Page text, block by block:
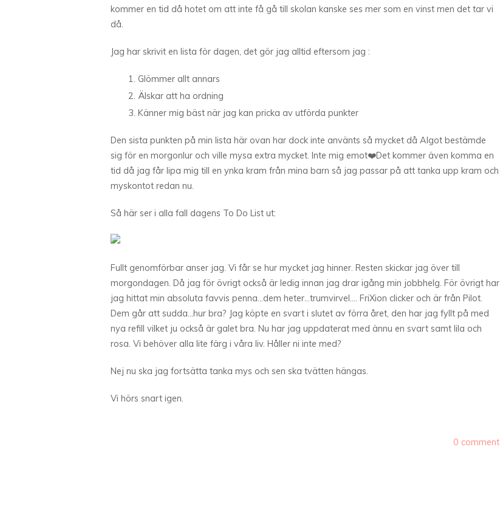
kommer en tid då hotet om att inte få gå till skolan kanske ses mer som en vinst men det tar vi
då.
Jag har skrivit en lista för dagen, det gör jag alltid eftersom jag :
Glömmer allt annars
Älskar att ha ordning
Känner mig bäst när jag kan pricka av utförda punkter
Den sista punkten på min lista här ovan har dock inte använts så mycket då Algot bestämde
sig för en morgonlur och ville mysa extra mycket. Inte mig emot❤️Det kommer även komma en
tid då jag får lipa mig till en ynka kram från mina barn så jag passar på att tanka upp kram och
myskontot redan nu.
Så här ser i alla fall dagens To Do List ut:
Fullt genomförbar anser jag. Vi får se hur mycket jag hinner. Resten skickar jag över till
morgondagen. Då jag för övrigt också är ledig innan jag drar igång min jobbhelg. För övrigt har
jag hittat min absoluta favvis penna…dem heter…trumvirvel…. FriXion clicker och är från Pilot.
Dem går att sudda…hur bra? Jag köpte en svart i slutet av förra året, den har jag fyllt på med
nya refill vilket ju också är galet bra. Nu har jag uppdaterat med ännu en svart samt lila och
rosa. Vi behöver alla lite färg i våra liv. Håller ni inte med?
Nej nu ska jag fortsätta tanka mys och sen ska tvätten hängas.
Vi hörs snart igen.
0 comment